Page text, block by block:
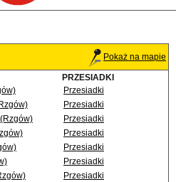
Pokaż na mapie
PRZESIADKI
Przesiadki
Przesiadki
Przesiadki
Przesiadki
Przesiadki
Przesiadki
Przesiadki